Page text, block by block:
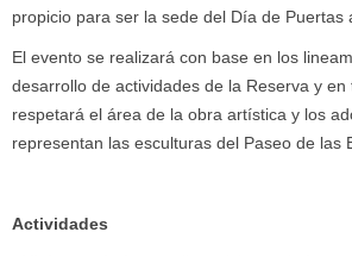
propicio para ser la sede del Día de Puertas
El evento se realizará con base en los
desarrollo de actividades de la Reserva y en
respetará el área de la obra artística y los
representan las esculturas del Paseo de las
Actividades